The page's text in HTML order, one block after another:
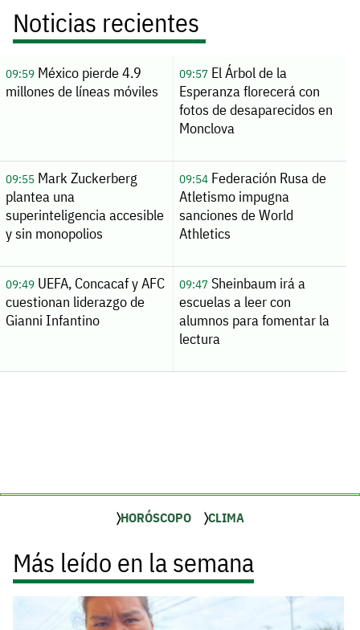
Noticias recientes
09:59México pierde 4.9
millones de líneas móviles
09:57El Árbol de la
Esperanza florecerá con
fotos de desaparecidos en
Monclova
09:55Mark Zuckerberg
plantea una
superinteligencia accesible
y sin monopolios
09:54Federación Rusa de
Atletismo impugna
sanciones de World
Athletics
09:49UEFA, Concacaf y AFC
cuestionan liderazgo de
Gianni Infantino
09:47Sheinbaum irá a
escuelas a leer con
alumnos para fomentar la
lectura
HORÓSCOPO CLIMA
Más leído en la semana